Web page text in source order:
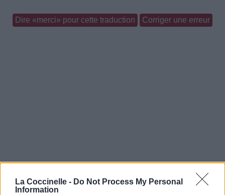
La Coccinelle - Do Not Process My Personal
Information
Dire «merci» pour cette traduction Corriger une erreur